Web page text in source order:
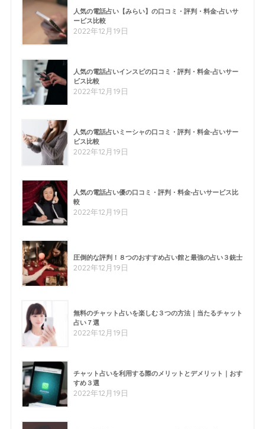
人気の電話占い【みらい】の口コミ・評判・料金-占いサ
ービス比較
2022年12月19日
人気の電話占いインスピの口コミ・評判・料金-占いサー
ビス比較
2022年12月19日
人気の電話占いミーシャの口コミ・評判・料金-占いサー
ビス比較
2022年12月19日
人気の電話占い優の口コミ・評判・料金-占いサービス比
較
2022年12月19日
圧倒的な評判！８つのおすすめ占い館と最強の占い３銃士
2022年12月19日
無料のチャット占いを楽しむ３つの方法｜当たるチャット
占い７選
2022年12月19日
チャット占いを利用する際のメリットとデメリット｜おす
すめ３選
2022年12月19日